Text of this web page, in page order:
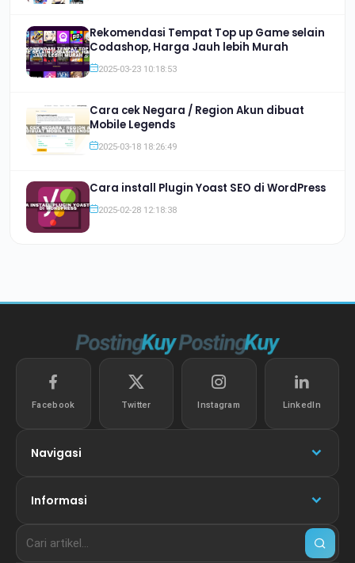
Rekomendasi Tempat Top up Game selain
Codashop, Harga Jauh lebih Murah
2025-03-23 10:18:53
Cara cek Negara / Region Akun dibuat
Mobile Legends
2025-03-18 18:26:49
Cara install Plugin Yoast SEO di WordPress
2025-02-28 12:18:38
Facebook Twitter Instagram LinkedIn
Navigasi
Informasi